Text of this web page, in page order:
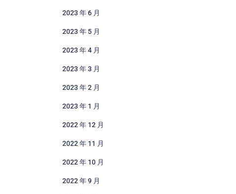
2023 年 6 月
2023 年 5 月
2023 年 4 月
2023 年 3 月
2023 年 2 月
2023 年 1 月
2022 年 12 月
2022 年 11 月
2022 年 10 月
2022 年 9 月